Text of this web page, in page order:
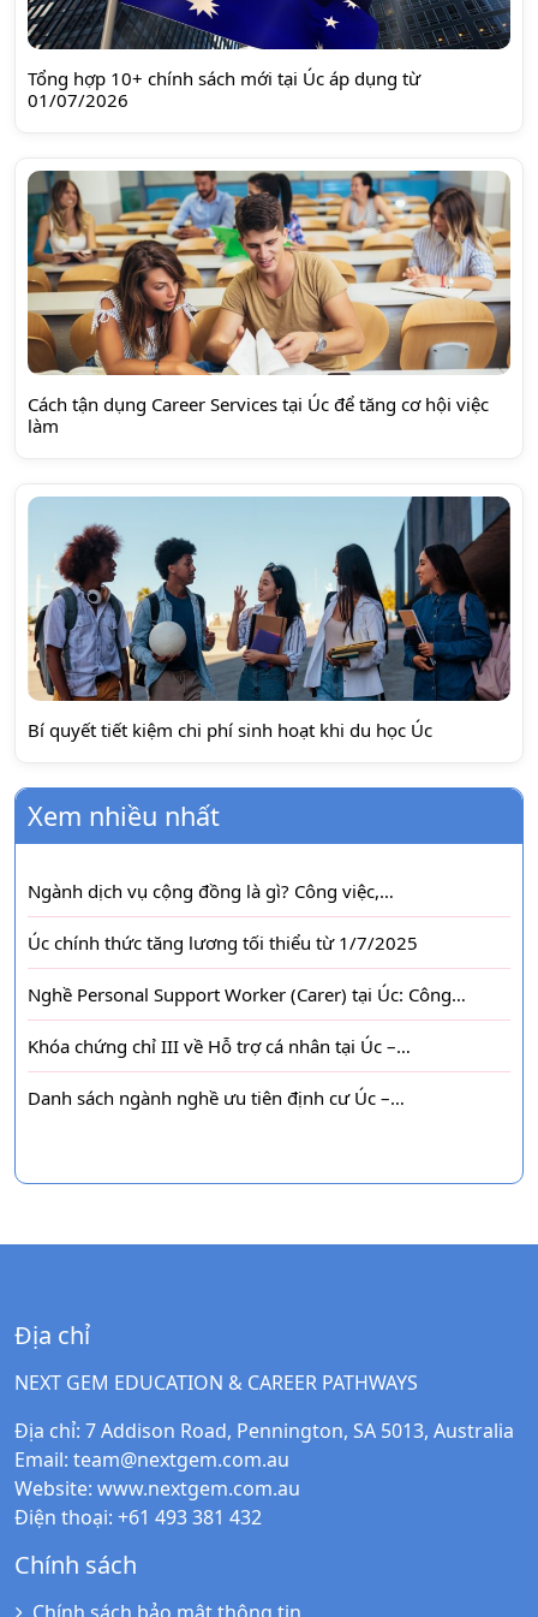
Tổng hợp 10+ chính sách mới tại Úc áp dụng từ
01/07/2026
Cách tận dụng Career Services tại Úc để tăng cơ hội việc
làm
Bí quyết tiết kiệm chi phí sinh hoạt khi du học Úc
Xem nhiều nhất
Ngành dịch vụ cộng đồng là gì? Công việc,…
Úc chính thức tăng lương tối thiểu từ 1/7/2025
Nghề Personal Support Worker (Carer) tại Úc: Công…
Khóa chứng chỉ III về Hỗ trợ cá nhân tại Úc –…
Danh sách ngành nghề ưu tiên định cư Úc –…
Địa chỉ
NEXT GEM EDUCATION & CAREER PATHWAYS
Địa chỉ: 7 Addison Road, Pennington, SA 5013, Australia
Email: team@nextgem.com.au
Website: www.nextgem.com.au
Điện thoại: +61 493 381 432
Chính sách
Chính sách bảo mật thông tin